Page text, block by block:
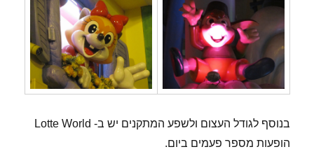
בנוסף לגודל העצום ולשפע המתקנים יש ב- Lotte World
הופעות מספר פעמים ביום.